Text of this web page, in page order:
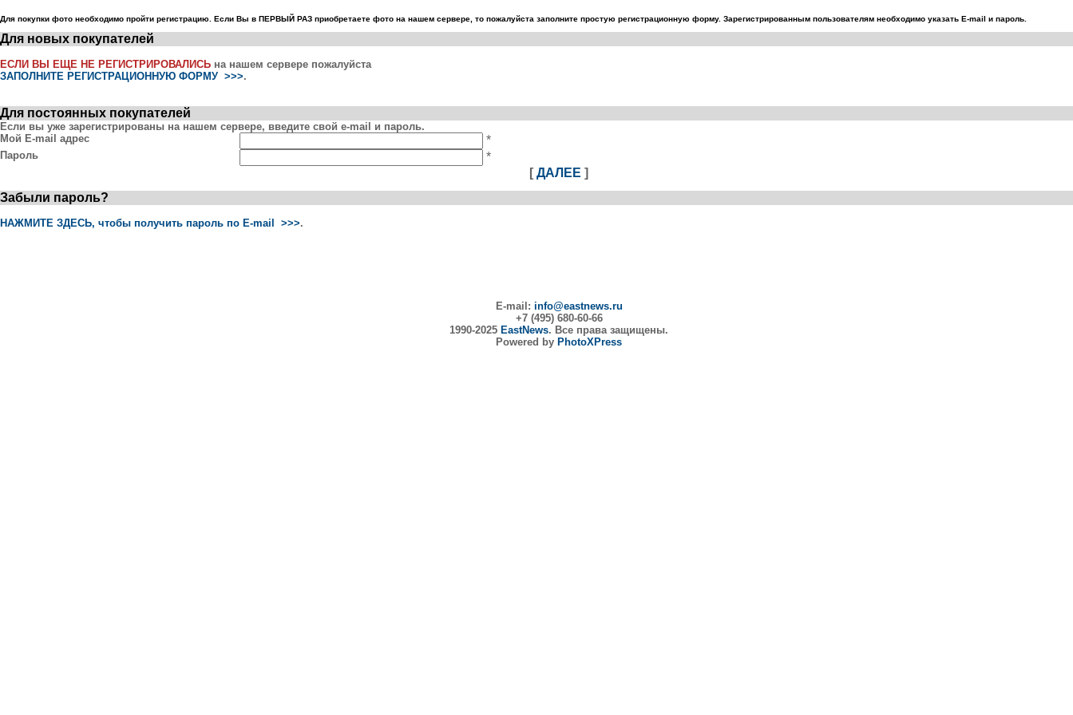
Для покупки фото необходимо пройти регистрацию. Если Вы в ПЕРВЫЙ РАЗ приобретаете фото на нашем сервере, то пожалуйста заполните простую регистрационную форму. Зарегистрированным пользователям необходимо указать E-mail и пароль.
Для новых покупателей
ЕСЛИ ВЫ ЕЩЕ НЕ РЕГИСТРИРОВАЛИСЬ на нашем сервере пожалуйста
ЗАПОЛНИТЕ РЕГИСТРАЦИОННУЮ ФОРМУ >>>.
Для постоянных покупателей
Если вы уже зарегистрированы на нашем сервере, введите свой e-mail и пароль.
Мой E-mail адрес
*
Пароль
*
[ ДАЛЕЕ ]
Забыли пароль?
НАЖМИТЕ ЗДЕСЬ, чтобы получить пароль по E-mail >>>.
E-mail: info@eastnews.ru
+7 (495) 680-60-66
1990-2025 EastNews. Все права защищены.
Powered by PhotoXPress